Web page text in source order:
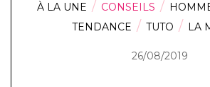
À LA UNE CONSEILS
TENDANCE
TUTO LA
26/08/2019